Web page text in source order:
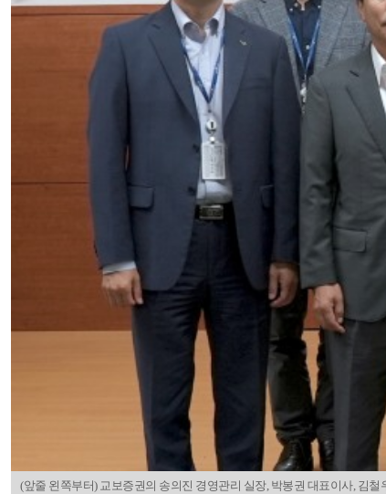
(앞줄 왼쪽부터) 교보증권의 송의진 경영관리 실장, 박봉권 대표이사, 김철